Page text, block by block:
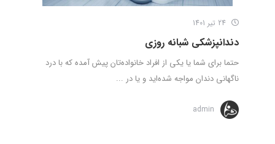
دندانپزشکی شبانه روزی
حتما برای شما یا یکی از افراد خانواده‌تان پیش آمده که با درد
ناگهانی دندان مواجه شده‌اید و یا در ...
admin